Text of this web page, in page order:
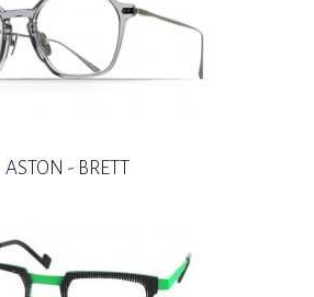
ASTON - BRETT